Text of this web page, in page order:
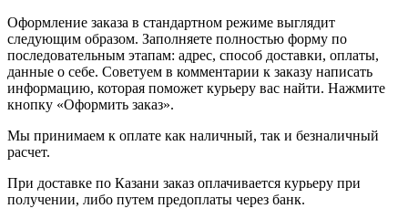
Оформление заказа в стандартном режиме выглядит
следующим образом. Заполняете полностью форму по
последовательным этапам: адрес, способ доставки, оплаты,
данные о себе. Советуем в комментарии к заказу написать
информацию, которая поможет курьеру вас найти. Нажмите
кнопку «Оформить заказ».
Мы принимаем к оплате как наличный, так и безналичный
расчет.
При доставке по Казани заказ оплачивается курьеру при
получении, либо путем предоплаты через банк.